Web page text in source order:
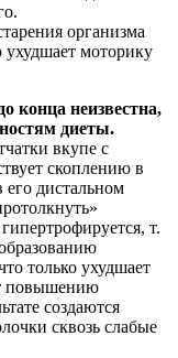
организма
ухудшает моторику
конца неизвестна,
диеты.
вкупе с
скоплению в
дистальном
т.
только ухудшает
повышению
создаются
сквозь слабые